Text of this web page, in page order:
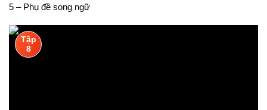
5 – Phụ đề song ngữ
Tập
8